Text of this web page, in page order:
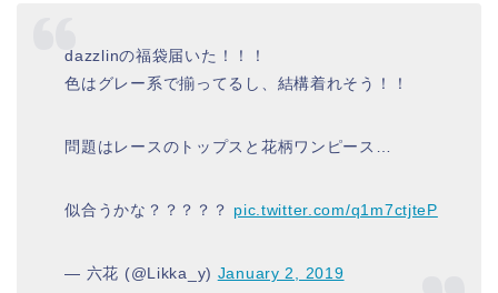
dazzlinの福袋届いた！！！
色はグレー系で揃ってるし、結構着れそう！！
問題はレースのトップスと花柄ワンピース…
似合うかな？？？？？ pic.twitter.com/q1m7ctjteP
— 六花 (@Likka_y) January 2, 2019